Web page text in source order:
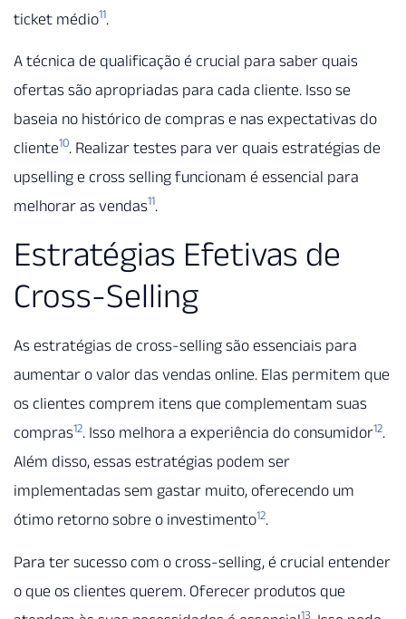
ticket médio11.
A técnica de qualificação é crucial para saber quais
ofertas são apropriadas para cada cliente. Isso se
baseia no histórico de compras e nas expectativas do
cliente10. Realizar testes para ver quais estratégias de
upselling e cross selling funcionam é essencial para
melhorar as vendas11.
Estratégias Efetivas de
Cross-Selling
As estratégias de cross-selling são essenciais para
aumentar o valor das vendas online. Elas permitem que
os clientes comprem itens que complementam suas
compras12. Isso melhora a experiência do consumidor12.
Além disso, essas estratégias podem ser
implementadas sem gastar muito, oferecendo um
ótimo retorno sobre o investimento12.
Para ter sucesso com o cross-selling, é crucial entender
o que os clientes querem. Oferecer produtos que
13